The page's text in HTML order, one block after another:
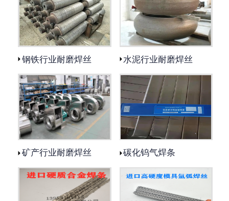
钢铁行业耐磨焊丝 水泥行业耐磨焊丝
矿产行业耐磨焊丝 碳化钨气焊条